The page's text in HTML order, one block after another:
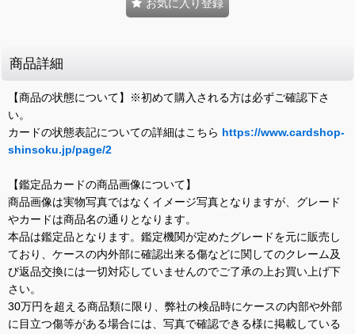
お気に入り登録
商品詳細
【商品の状態について】※初めて購入される方は必ずご確認下さ
い。
カードの状態表記についての詳細はこちら https://www.cardshop-
shinsoku.jp/page/2
【鑑定品カードの商品画像について】
商品画像は実物写真ではなくイメージ写真となりますが、グレード
やカードは商品名の通りとなります。
本品は鑑定品となります。鑑定機関が定めたグレードを元に販売し
ており、ケースの内外部に確認出来る傷などに関してのクレーム及
び返品交換には一切対応していませんのでご了承の上お買い上げ下
さい。
30万円を超える商品類に限り、弊社の検品時にケースの内部や外部
に目立つ傷等がある場合には、写真で確認できる様に掲載している